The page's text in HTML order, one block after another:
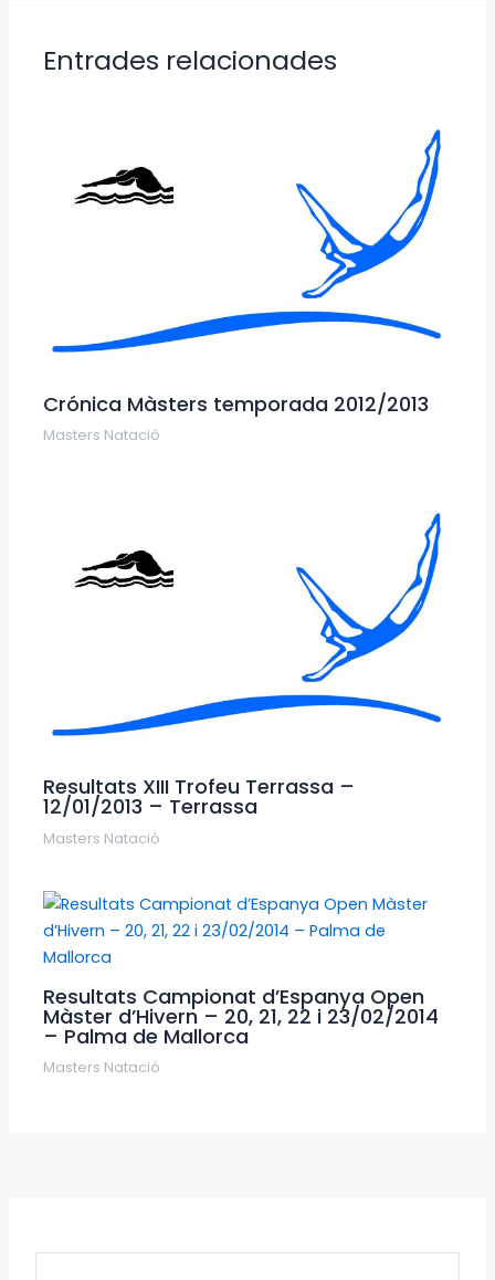
Entrades relacionades
Crónica Màsters temporada 2012/2013
Masters Natació
Resultats XIII Trofeu Terrassa –
12/01/2013 – Terrassa
Masters Natació
Resultats Campionat d’Espanya Open
Màster d’Hivern – 20, 21, 22 i 23/02/2014
– Palma de Mallorca
Masters Natació